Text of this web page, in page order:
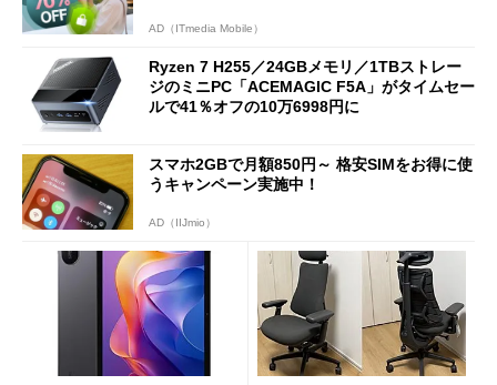
AD（ITmedia Mobile）
Ryzen 7 H255／24GBメモリ／1TBストレー
ジのミニPC「ACEMAGIC F5A」がタイムセー
ルで41％オフの10万6998円に
スマホ2GBで月額850円～ 格安SIMをお得に使
うキャンペーン実施中！
AD（IIJmio）